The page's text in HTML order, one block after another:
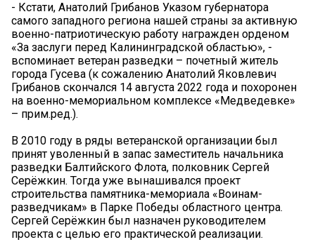
- Кстати, Анатолий Грибанов Указом губернатора
самого западного региона нашей страны за активную
военно-патриотическую работу награжден орденом
«За заслуги перед Калининградской областью», -
вспоминает ветеран разведки – почетный житель
города Гусева (к сожалению Анатолий Яковлевич
Грибанов скончался 14 августа 2022 года и похоронен
на военно-мемориальном комплексе «Медведевке»
– прим.ред.).
В 2010 году в ряды ветеранской организации был
принят уволенный в запас заместитель начальника
разведки Балтийского Флота, полковник Сергей
Серёжкин. Тогда уже вынашивался проект
строительства памятника-мемориала «Воинам-
разведчикам» в Парке Победы областного центра.
Сергей Серёжкин был назначен руководителем
проекта с целью его практической реализации.